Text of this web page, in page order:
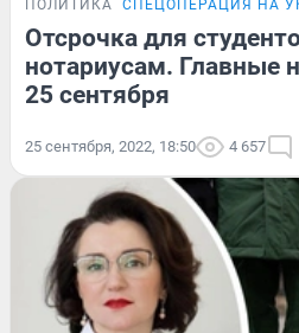
ПОЛИТИКА СПЕЦОПЕРАЦИЯ НА
Отсрочка для
нотариусам. Главные
25 сентября
25 сентября, 2022, 18:50 4 657